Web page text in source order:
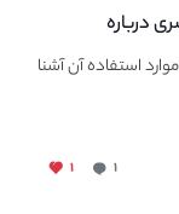
درباره
استفاده آن آشنا
۱ ۱